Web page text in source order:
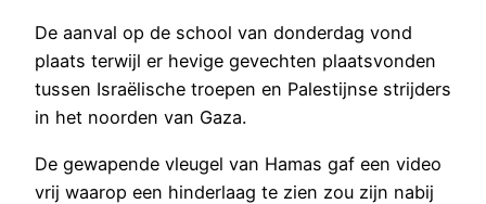
De aanval op de school van donderdag vond
plaats terwijl er hevige gevechten plaatsvonden
tussen Israëlische troepen en Palestijnse strijders
in het noorden van Gaza.
De gewapende vleugel van Hamas gaf een video
vrij waarop een hinderlaag te zien zou zijn nabij